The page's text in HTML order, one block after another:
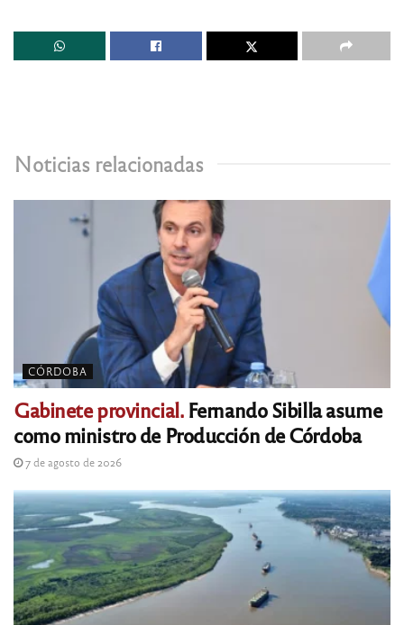
Noticias relacionadas
CÓRDOBA
Gabinete provincial.Fernando Sibilla asume
como ministro de Producción de Córdoba
7 de agosto de 2026